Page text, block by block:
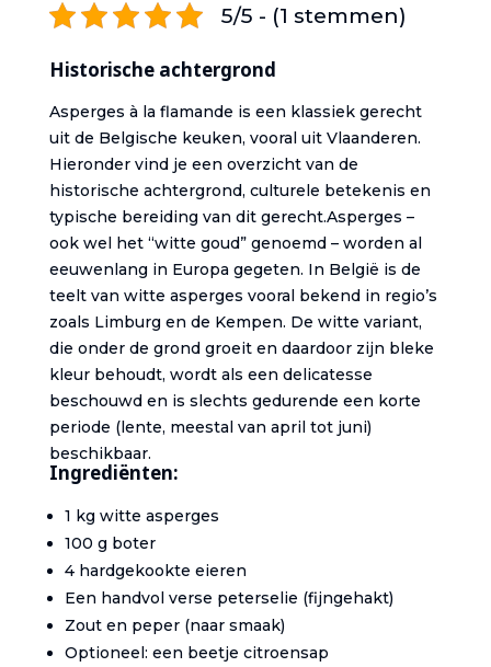
5/5 - (1 stemmen)
Historische achtergrond
Asperges à la flamande is een klassiek gerecht
uit de Belgische keuken, vooral uit Vlaanderen.
Hieronder vind je een overzicht van de
historische achtergrond, culturele betekenis en
typische bereiding van dit gerecht.Asperges –
ook wel het “witte goud” genoemd – worden al
eeuwenlang in Europa gegeten. In België is de
teelt van witte asperges vooral bekend in regio’s
zoals Limburg en de Kempen. De witte variant,
die onder de grond groeit en daardoor zijn bleke
kleur behoudt, wordt als een delicatesse
beschouwd en is slechts gedurende een korte
periode (lente, meestal van april tot juni)
beschikbaar.
Ingrediënten:
1 kg witte asperges
100 g boter
4 hardgekookte eieren
Een handvol verse peterselie (fijngehakt)
Zout en peper (naar smaak)
Optioneel: een beetje citroensap